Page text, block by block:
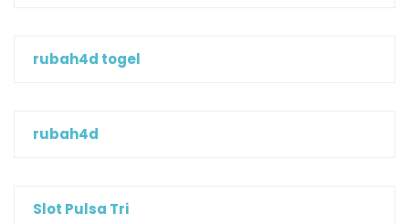
rubah4d togel
rubah4d
Slot Pulsa Tri